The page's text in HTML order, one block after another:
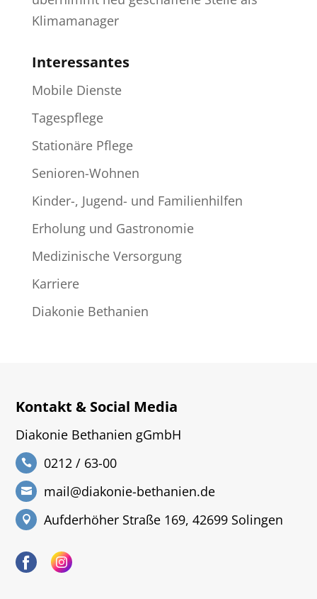
Klimamanager
Interessantes
Mobile Dienste
Tagespflege
Stationäre Pflege
Senioren-Wohnen
Kinder-, Jugend- und Familienhilfen
Erholung und Gastronomie
Medizinische Versorgung
Karriere
Diakonie Bethanien
Kontakt & Social Media
Diakonie Bethanien gGmbH
0212 / 63-00
mail@diakonie-bethanien.de
Aufderhöher Straße 169, 42699 Solingen